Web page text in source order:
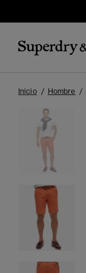
Inicio Hombre